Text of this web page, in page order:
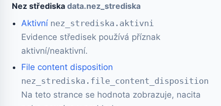
Nez střediska data.nez_strediska
Aktivní nez_strediska.aktivni
Evidence středisek používá příznak
aktivní/neaktivní.
File content disposition
nez_strediska.file_content_disposition
Na teto strance se hodnota zobrazuje, nacita